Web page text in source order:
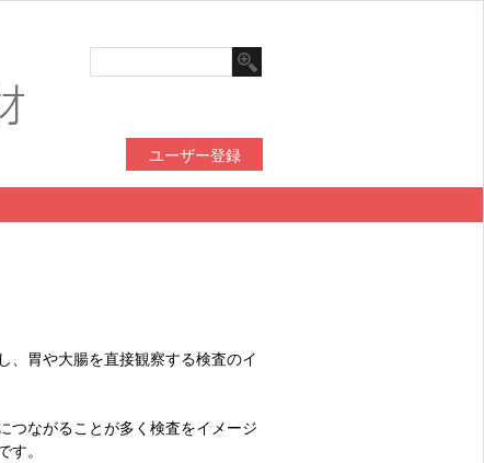
ユーザー登録
、胃や大腸を直接観察する検査のイ
つながることが多く検査をイメージ
。